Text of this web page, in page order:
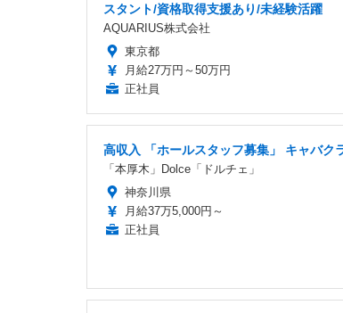
スタント/資格取得支援あり/未経験活躍
AQUARIUS株式会社
東京都
月給27万円～50万円
正社員
高収入 「ホールスタッフ募集」 キャバク
「本厚木」Dolce「ドルチェ」
神奈川県
月給37万5,000円～
正社員